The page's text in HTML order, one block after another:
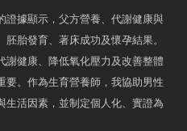
證據顯示，父方營養、代謝健康與
胎發育、著床成功及懷孕結果。
謝健康、降低氧化壓力及改善整體
要。作為生育營養師，我協助男性
生活因素，並制定個人化、實證為